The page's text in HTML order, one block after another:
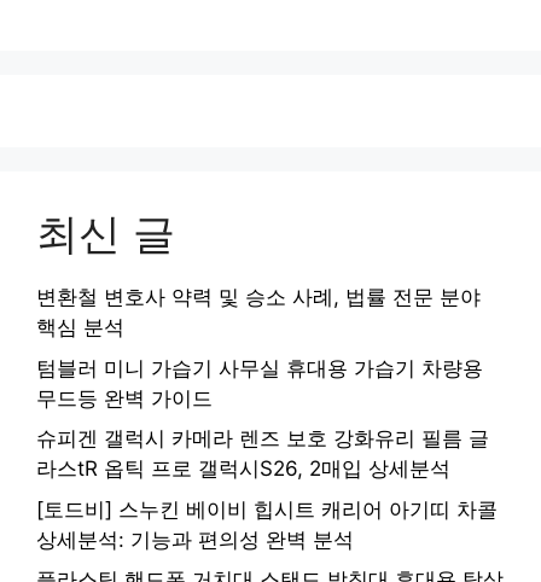
최신 글
변환철 변호사 약력 및 승소 사례, 법률 전문 분야
핵심 분석
텀블러 미니 가습기 사무실 휴대용 가습기 차량용
무드등 완벽 가이드
슈피겐 갤럭시 카메라 렌즈 보호 강화유리 필름 글
라스tR 옵틱 프로 갤럭시S26, 2매입 상세분석
[토드비] 스누킨 베이비 힙시트 캐리어 아기띠 차콜
상세분석: 기능과 편의성 완벽 분석